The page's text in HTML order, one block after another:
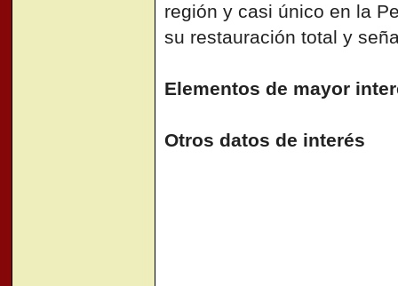
región y casi único en la
su restauración total y
Elementos de mayor
Otros datos de interés